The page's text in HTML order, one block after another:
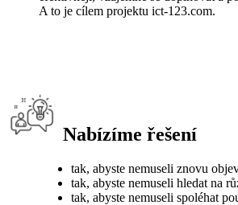
A to je cílem projektu ict-123.com.
Nabízíme řešení
tak, abyste nemuseli znovu
tak, abyste nemuseli hledat na
tak, abyste nemuseli spoléhat